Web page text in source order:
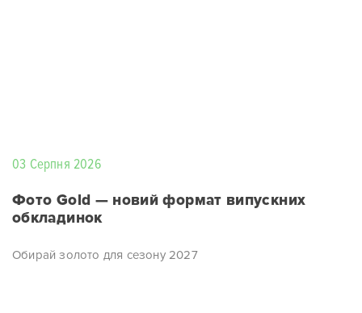
03 Серпня 2026
Фото Gold — новий формат випускних
обкладинок
Обирай золото для сезону 2027